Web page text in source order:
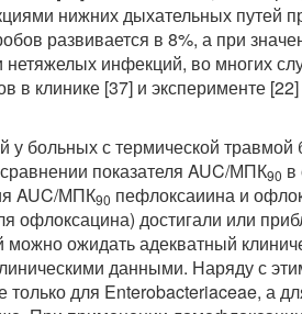
нижних дыхательных
развивается в 8%, а при
инфекций, во многих
в клинике [37] и эксперименте
у больных с термической
показателя AUC/МПК90 в
AUC/МПК90 пефлоксаиина и
офлоксацина) достигали или
можно ожидать адекватный
данными. Наряду с
только для Enterobacteriaceae, а